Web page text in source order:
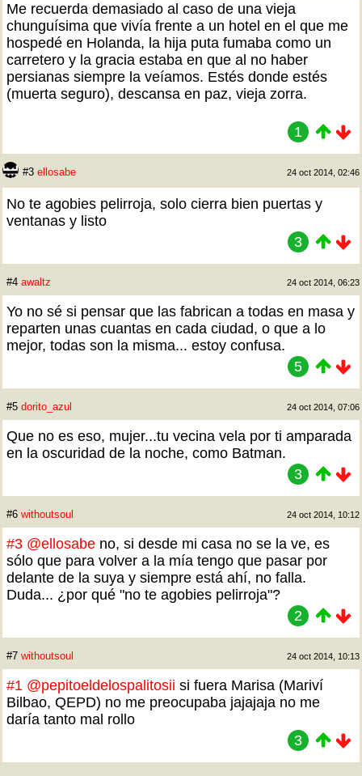
Me recuerda demasiado al caso de una vieja
chunguísima que vivía frente a un hotel en el que me
hospedé en Holanda, la hija puta fumaba como un
carretero y la gracia estaba en que al no haber
persianas siempre la veíamos. Estés donde estés
(muerta seguro), descansa en paz, vieja zorra.
1
#3 ellosabe 24 oct 2014, 02:46
No te agobies pelirroja, solo cierra bien puertas y
ventanas y listo
3
#4 awaltz 24 oct 2014, 06:23
Yo no sé si pensar que las fabrican a todas en masa y
reparten unas cuantas en cada ciudad, o que a lo
mejor, todas son la misma... estoy confusa.
5
#5 dorito_azul 24 oct 2014, 07:06
Que no es eso, mujer...tu vecina vela por ti amparada
en la oscuridad de la noche, como Batman.
3
#6 withoutsoul 24 oct 2014, 10:12
#3 @ellosabe no, si desde mi casa no se la ve, es
sólo que para volver a la mía tengo que pasar por
delante de la suya y siempre está ahí, no falla.
Duda... ¿por qué "no te agobies pelirroja"?
2
#7 withoutsoul 24 oct 2014, 10:13
#1 @pepitoeldelospalitosii si fuera Marisa (Mariví
Bilbao, QEPD) no me preocupaba jajajaja no me
daría tanto mal rollo
3